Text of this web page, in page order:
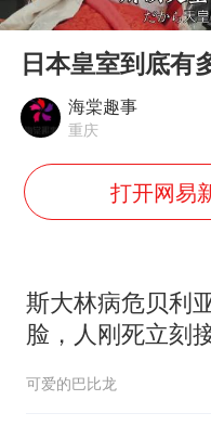
中
Play
00:00
日本皇室到底有
海棠趣事
重庆
打开网易
斯大林病危贝利
脸，人刚死立刻
联，苏联权力大
可爱的巴比龙